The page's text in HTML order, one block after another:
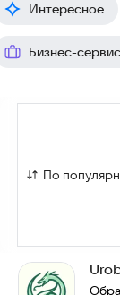
Интересное
Бизнес-
По